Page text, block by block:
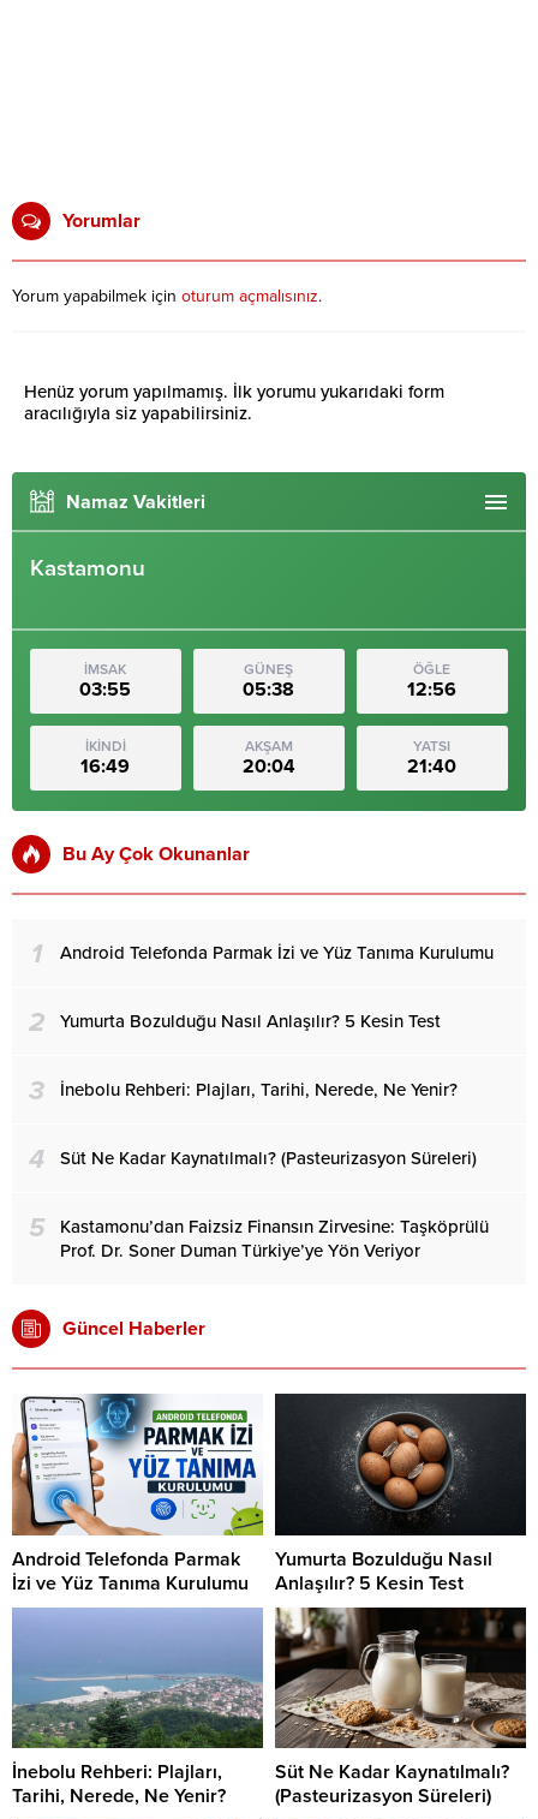
Yorumlar
Yorum yapabilmek için oturum açmalısınız.
Henüz yorum yapılmamış. İlk yorumu yukarıdaki form
aracılığıyla siz yapabilirsiniz.
Namaz Vakitleri
Kastamonu
İMSAK
03:55
GÜNEŞ
05:38
ÖĞLE
12:56
İKİNDİ
16:49
AKŞAM
20:04
YATSI
21:40
Bu Ay Çok Okunanlar
1 Android Telefonda Parmak İzi ve Yüz Tanıma Kurulumu
2 Yumurta Bozulduğu Nasıl Anlaşılır? 5 Kesin Test
3 İnebolu Rehberi: Plajları, Tarihi, Nerede, Ne Yenir?
4 Süt Ne Kadar Kaynatılmalı? (Pasteurizasyon Süreleri)
5
Kastamonu’dan Faizsiz Finansın Zirvesine: Taşköprülü
Prof. Dr. Soner Duman Türkiye’ye Yön Veriyor
Güncel Haberler
Android Telefonda Parmak
İzi ve Yüz Tanıma Kurulumu
Yumurta Bozulduğu Nasıl
Anlaşılır? 5 Kesin Test
İnebolu Rehberi: Plajları,
Tarihi, Nerede, Ne Yenir?
Süt Ne Kadar Kaynatılmalı?
(Pasteurizasyon Süreleri)